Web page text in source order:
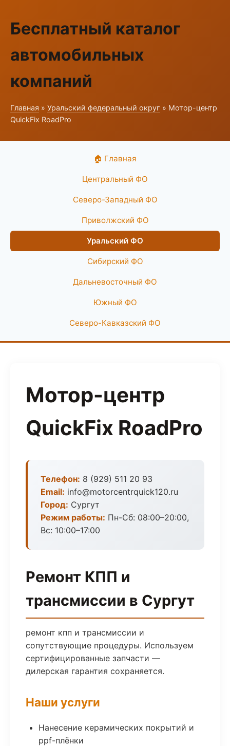
Бесплатный каталог
автомобильных
компаний
Главная » Уральский федеральный округ » Мотор-центр
QuickFix RoadPro
🏠 Главная
Центральный ФО
Северо-Западный ФО
Приволжский ФО
Уральский ФО
Сибирский ФО
Дальневосточный ФО
Южный ФО
Северо-Кавказский ФО
Мотор-центр
QuickFix RoadPro
Телефон: 8 (929) 511 20 93
Email: info@motorcentrquick120.ru
Город: Сургут
Режим работы: Пн-Сб: 08:00–20:00,
Вс: 10:00–17:00
Ремонт КПП и
трансмиссии в Сургут
ремонт кпп и трансмиссии и
сопутствующие процедуры. Используем
сертифицированные запчасти —
дилерская гарантия сохраняется.
Наши услуги
Нанесение керамических покрытий и
ppf-плёнки